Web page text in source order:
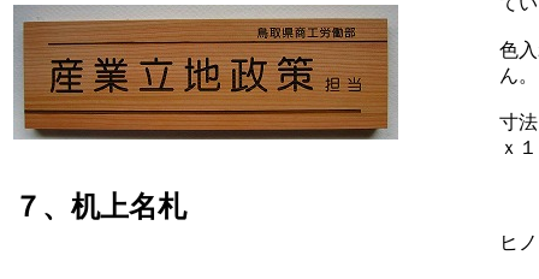
色
ん。
寸
ｘ
７、机上名札
ヒ